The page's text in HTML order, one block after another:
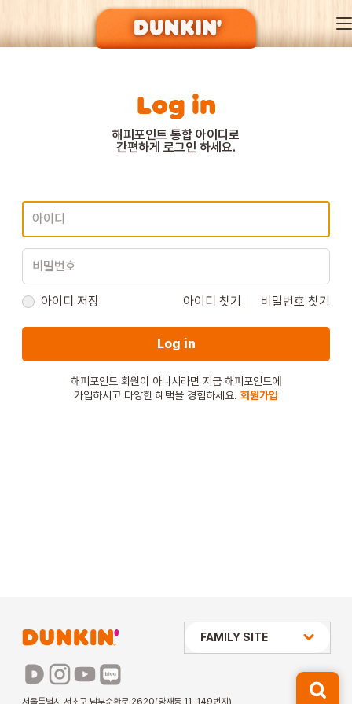
DUNKIN’ OF SEASON
MENU
EVENT
STORE
Log in
해피포인트 통합 아이디로
간편하게 로그인 하세요.
아이디 저장 아이디 찾기 비밀번호 찾기
Log in
해피포인트 회원이 아니시라면 지금 해피포인트에
가입하시고 다양한 혜택을 경험하세요. 회원가입
서울특별시 서초구 남부순환로 2620(양재동 11-149번지)
상미당 HOLDINGS
파리바게뜨
FAMILY SITE